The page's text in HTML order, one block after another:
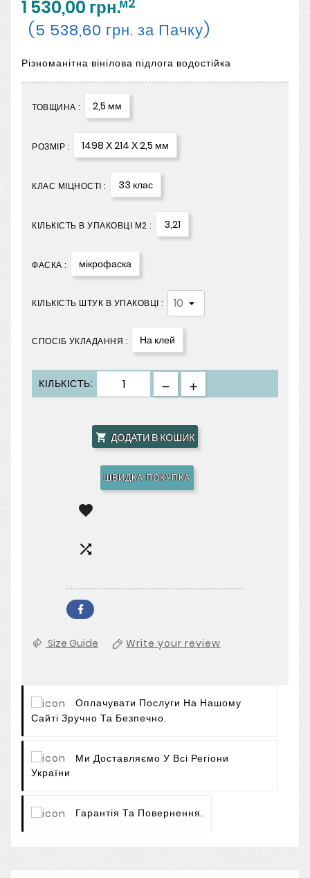
1 530,00 грн.
(5 538,60 грн. за Пачку)
Різноманітна вінілова підлога водостійка
ТОВЩИНА : 2,5 мм
РОЗМІР : 1498 Х 214 Х 2,5 мм
КЛАС МІЦНОСТІ : 33 клас
КІЛЬКІСТЬ В УПАКОВЦІ М2 : 3,21
ФАСКА : мікрофаска
КІЛЬКІСТЬ ШТУК В УПАКОВЦІ :
СПОСІБ УКЛАДАННЯ : На клей
КІЛЬКІСТЬ:
 ДОДАТИ В КОШИК
ШВИДКА ПОКУПКА


Size Guide Write your review
Оплачувати Послуги На Нашому
Сайті Зручно Та Безпечно.
Ми Доставляємо У Всі Регіони
України
Гарантія Та Повернення.